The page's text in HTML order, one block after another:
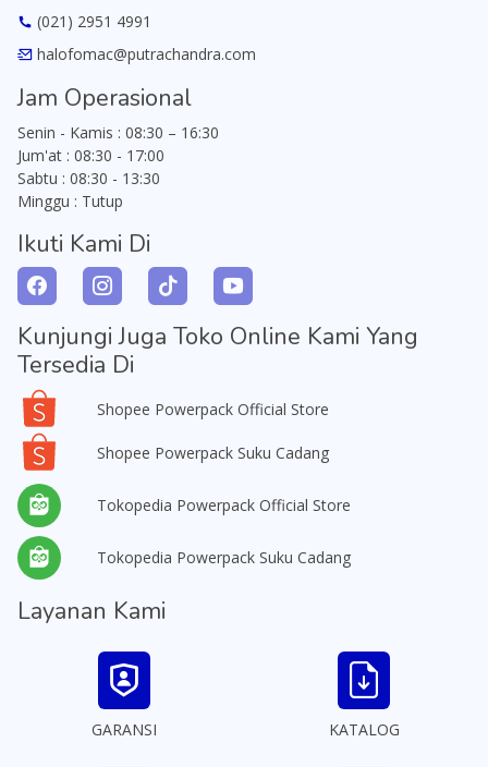
(021) 2951 4991
halofomac@putrachandra.com
Jam Operasional
Senin - Kamis : 08:30 – 16:30
Jum'at : 08:30 - 17:00
Sabtu : 08:30 - 13:30
Minggu : Tutup
Ikuti Kami Di
Kunjungi Juga Toko Online Kami Yang
Tersedia Di
Shopee Powerpack Official Store
Shopee Powerpack Suku Cadang
Tokopedia Powerpack Official Store
Tokopedia Powerpack Suku Cadang
Layanan Kami
GARANSI KATALOG